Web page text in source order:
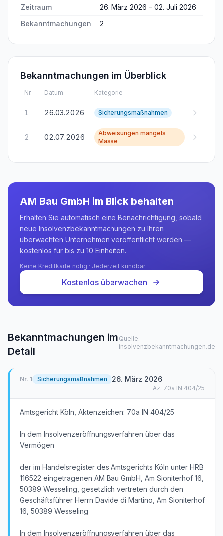
Zeitraum
26. März 2026 – 02. Juli 2026
Bekanntmachungen
2
Bekanntmachungen im Überblick
Nr. Datum Kategorie
1 26.03.2026 Sicherungsmaßnahmen
2 02.07.2026
Abweisungen mangels
Masse
AM Bau GmbH im Blick behalten
Erhalten Sie automatisch eine Benachrichtigung, sobald
neue Insolvenzbekanntmachungen zu Ihren
überwachten Unternehmen veröffentlicht werden —
kostenlos für bis zu 10 Einheiten.
Keine Kreditkarte nötig · Jederzeit kündbar
Kostenlos überwachen
Bekanntmachungen im
Detail
Quelle:
insolvenzbekanntmachungen.de
Nr. 1 Sicherungsmaßnahmen 26. März 2026
Az. 70a IN 404/25
Amtsgericht Köln, Aktenzeichen: 70a IN 404/25
In dem Insolvenzeröffnungsverfahren über das
Vermögen
der im Handelsregister des Amtsgerichts Köln unter HRB
116522 eingetragenen AM Bau GmbH, Am Sioniterhof 16,
50389 Wesseling, gesetzlich vertreten durch den
Geschäftsführer Herrn Davide di Martino, Am Sioniterhof
16, 50389 Wesseling
In dem Insolvenzeröffnungsverfahren über das